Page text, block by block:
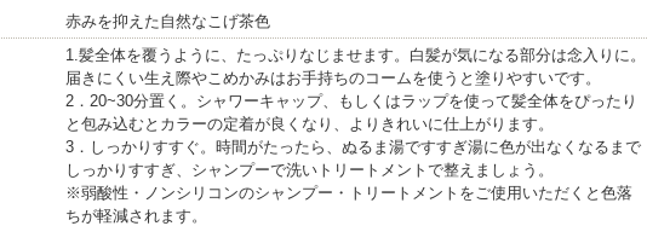
赤みを抑えた自然なこげ茶色
1.髪全体を覆うように、たっぷりなじませます。白髪が気になる部分は念入りに。
届きにくい生え際やこめかみはお手持ちのコームを使うと塗りやすいです。
2．20~30分置く。シャワーキャップ、もしくはラップを使って髪全体をぴったり
と包み込むとカラーの定着が良くなり、よりきれいに仕上がります。
3．しっかりすすぐ。時間がたったら、ぬるま湯ですすぎ湯に色が出なくなるまで
しっかりすすぎ、シャンプーで洗いトリートメントで整えましょう。
※弱酸性・ノンシリコンのシャンプー・トリートメントをご使用いただくと色落
ちが軽減されます。